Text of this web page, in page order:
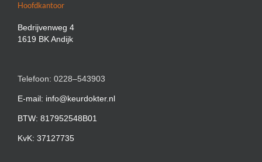
Hoofdkantoor
Bedrijvenweg 4
1619 BK Andijk
Telefoon: 0228–543903
E-mail: info@keurdokter.nl
BTW: 817952548B01
KvK: 37127735